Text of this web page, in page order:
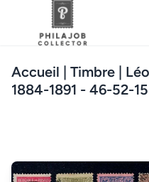
Accueil | Timbre |
1884-1891 - 46-52-